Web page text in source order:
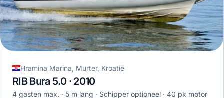
Hramina Marina, Murter, Kroatië
RIB Bura 5.0 · 2010
4 gasten max. 5 m lang Schipper optioneel 40 pk motor